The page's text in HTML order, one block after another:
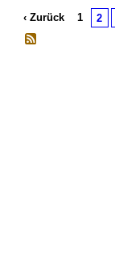
‹ Zurück 1 2